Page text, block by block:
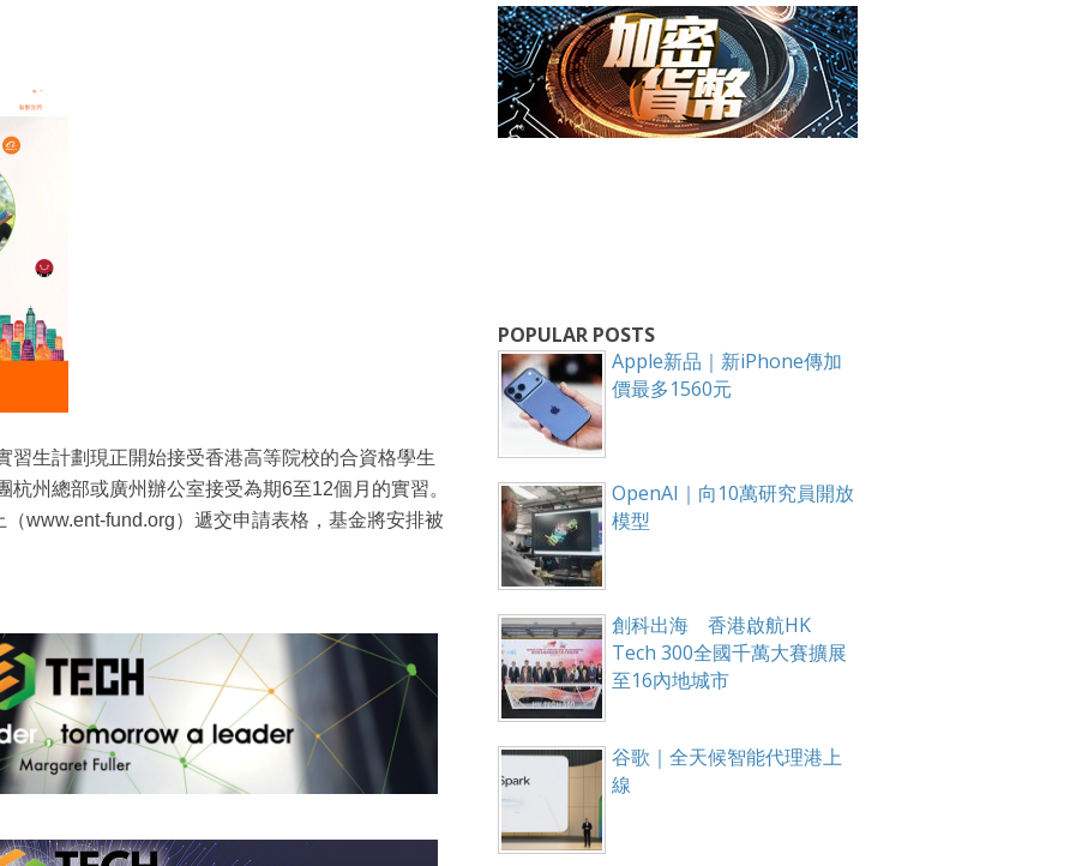
習生計劃現正開始接受香港高等院校的合資格學生
州總部或廣州辦公室接受為期6至12個月的實習。
www.ent-fund.org）遞交申請表格，基金將安排被
POPULAR POSTS
Apple新品｜新iPhone傳加
價最多1560元
OpenAI｜向10萬研究員開放
模型
創科出海 香港啟航HK
Tech 300全國千萬大賽擴展
至16內地城市
谷歌｜全天候智能代理港上
線
最新資訊（附創業懶人包），直達郵箱！